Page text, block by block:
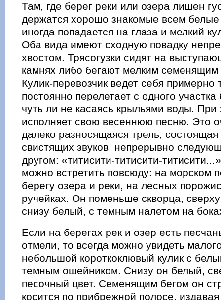
Там, где берег реки или озера лишен
держатся хорошо знакомые всем белые
иногда попадается на глаза и мелкий
Оба вида имеют сходную повадку
хвостом. Трясогузки сидят на
камнях либо бегают мелким
Кулик-перевозчик ведет себя примерно
постоянно перелетает с одного
чуть ли не касаясь крыльями воды. При
исполняет свою весеннюю песню. Это
далеко разносящаяся трель, состоящая
свистящих звуков, непрерывно
другом: «титисити-титисити-
можно встретить повсюду: на морском
берегу озера и реки, на лесных
ручейках. Он поменьше скворца,
снизу белый, с темным налетом на
Если на берегах рек и озер есть
отмели, то всегда можно увидеть
небольшой короткоклювый кулик с
темным ошейником. Снизу он белый,
песочный цвет. Семенящим бегом он
косится по прибрежной полосе,